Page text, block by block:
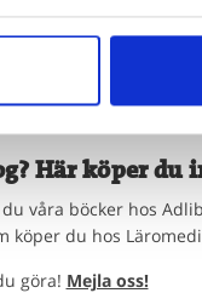
Här köper du
våra böcker hos
köper du hos
göra! Mejla oss!